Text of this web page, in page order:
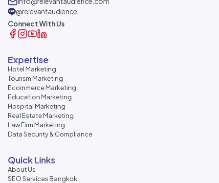
@relevantaudience
Connect With Us
Expertise
Hotel Marketing
Tourism Marketing
Ecommerce Marketing
Education Marketing
Hospital Marketing
Real Estate Marketing
Law Firm Marketing
Data Security & Compliance
Quick Links
About Us
SEO Services Bangkok